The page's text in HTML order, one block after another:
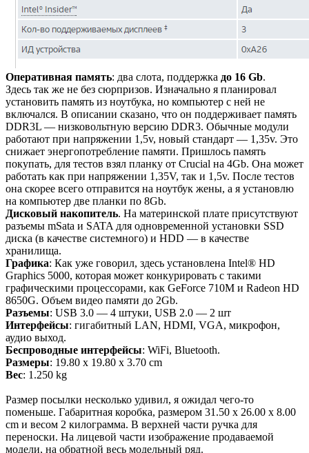
Оперативная память: два слота, поддержка до 16 Gb.
Здесь так же не без сюрпризов. Изначально я планировал
установить память из ноутбука, но компьютер с ней не
включался. В описании сказано, что он поддерживает память
DDR3L — низковольтную версию DDR3. Обычные модули
работают при напряжении 1,5v, новый стандарт — 1,35v. Это
снижает энергопотребление памяти. Пришлось память
покупать, для тестов взял планку от Crucial на 4Gb. Она может
работать как при напряжении 1,35V, так и 1,5v. После тестов
она скорее всего отправится на ноутбук жены, а я установлю
на компьютер две планки по 8Gb.
Дисковый накопитель. На материнской плате присутствуют
разъемы mSata и SATA для одновременной установки SSD
диска (в качестве системного) и HDD — в качестве
хранилища.
Графика: Как уже говорил, здесь установлена Intel® HD
Graphics 5000, которая может конкурировать с такими
графическими процессорами, как GeForce 710M и Radeon HD
8650G. Объем видео памяти до 2Gb.
Разъемы: USB 3.0 — 4 штуки, USB 2.0 — 2 шт
Интерфейсы: гигабитный LAN, HDMI, VGA, микрофон,
аудио выход.
Беспроводные интерфейсы: WiFi, Bluetooth.
Размеры: 19.80 x 19.80 x 3.70 cm
Вес: 1.250 kg
Размер посылки несколько удивил, я ожидал чего-то
поменьше. Габаритная коробка, размером 31.50 x 26.00 x 8.00
cm и весом 2 килограмма. В верхней части ручка для
переноски. На лицевой части изображение продаваемой
модели, на обратной весь модельный ряд.